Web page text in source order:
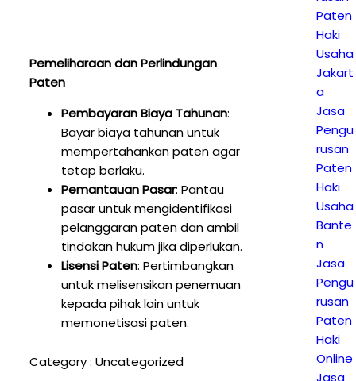
Pemeliharaan dan Perlindungan
Paten
Pembayaran Biaya Tahunan:
Bayar biaya tahunan untuk
mempertahankan paten agar
tetap berlaku.
Pemantauan Pasar: Pantau
pasar untuk mengidentifikasi
pelanggaran paten dan ambil
tindakan hukum jika diperlukan.
Lisensi Paten: Pertimbangkan
untuk melisensikan penemuan
kepada pihak lain untuk
memonetisasi paten.
Category : Uncategorized
Paten
Haki
Usaha
Jakart
a
Jasa
Pengu
rusan
Paten
Haki
Usaha
Bante
n
Jasa
Pengu
rusan
Paten
Haki
Online
Jasa